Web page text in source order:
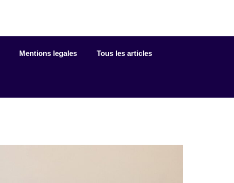
Mentions legales Tous les articles